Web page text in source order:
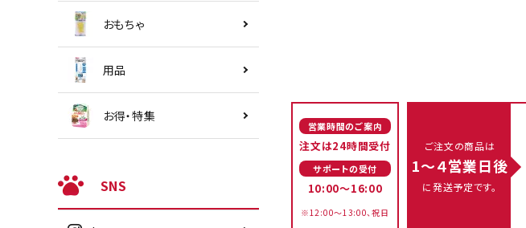
おもちゃ
用品
お得・特集
SNS
営業時間のご案内
注文は24時間受付
サポートの受付
10:00～16:00
※12:00～13:00、祝日
ご注文の商品は
1～４営業日後
に発送予定です。